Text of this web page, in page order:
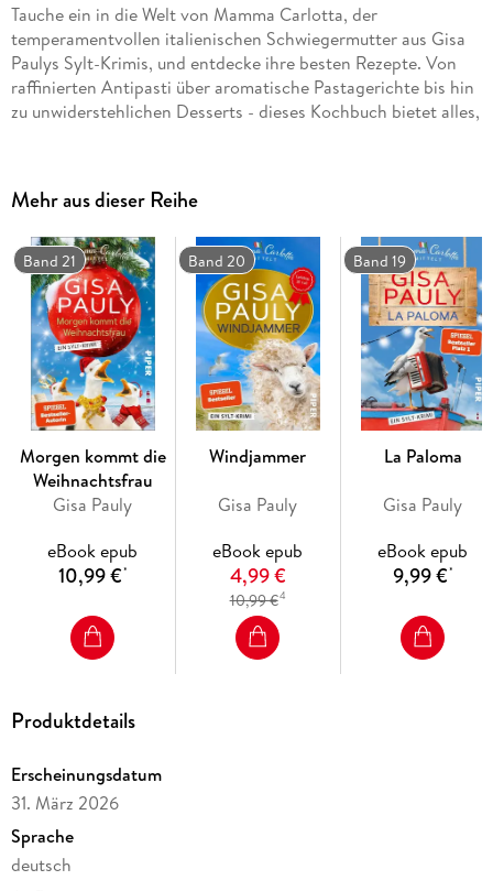
Tauche ein in die Welt von Mamma Carlotta, der
temperamentvollen italienischen Schwiegermutter aus Gisa
Paulys Sylt-Krimis, und entdecke ihre besten Rezepte. Von
raffinierten Antipasti über aromatische Pastagerichte bis hin
zu unwiderstehlichen Desserts - dieses Kochbuch bietet alles,
Klassische Gerichte mit Charakter: Ossobuco, Spaghetti
alla carbonara, Panna cotta und mehr - traditionell, voller
Geschmack und einfach nachzukochen.
Geschichten, die verbinden: Charmante Anekdoten aus
Mamma Carlottas Leben und den Krimis machen die
Rezepte lebendig.
Für jeden Anlass: Ob schnelle Gerichte für den Alltag oder
besondere Menüs für Gäste - hier findet jede*r das
Richtige.
klaren Rezepten gelingt das Nachkochen spielend leicht.
Lass dich inspirieren! Entdecke Mamma Carlottas Art zu
kochen - herzlich, unkompliziert und voller Leidenschaft für
gutes Essen. Ein Genuss für Krimifans und Liebhaber*innen
der italienischen Küche!
Mehr aus dieser Reihe
Band 21
Morgen kommt die
Weihnachtsfrau
Gisa Pauly
eBook epub
10,99 €*
Band 20
Windjammer
Gisa Pauly
eBook epub
4,99 €
10,99 €4
Band 19
La Paloma
Gisa Pauly
eBook epub
9,99 €*
Produktdetails
Erscheinungsdatum
31. März 2026
Sprache
deutsch